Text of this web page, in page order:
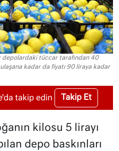
depolardaki tüccar tarafından 40
kadar da fiyatı 90 liraya kadar
takip edin Takip Et
kilosu 5 lirayı
depo baskınları